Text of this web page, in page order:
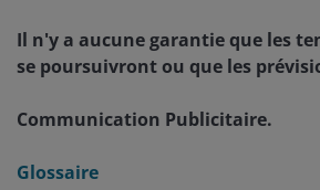
Il n'y a aucune garantie que les
se poursuivront ou que les
Communication Publicitaire.
Glossaire